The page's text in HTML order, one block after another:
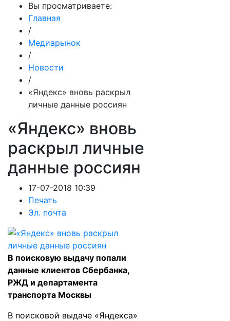
Вы просматриваете:
Главная
/
Медиарынок
/
Новости
/
«Яндекс» вновь раскрыл
личные данные россиян
«Яндекс» вновь
раскрыл личные
данные россиян
17-07-2018 10:39
Печать
Эл. почта
В поисковую выдачу попали
данные клиентов Сбербанка,
РЖД и департамента
транспорта Москвы
В поисковой выдаче «Яндекса»